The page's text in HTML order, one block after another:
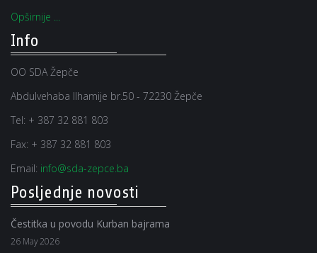
Opširnije ...
Info
OO SDA Žepče
Abdulvehaba Ilhamije br.50 - 72230 Žepče
Tel: + 387 32 881 803
Fax: + 387 32 881 803
Email: info@sda-zepce.ba
Posljednje novosti
Čestitka u povodu Kurban bajrama
26 May 2026